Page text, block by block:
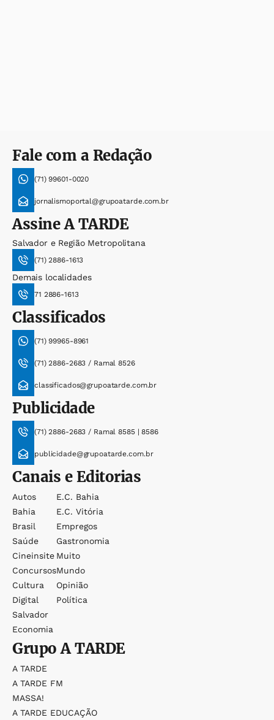
Fale com a Redação
(71) 99601-0020
jornalismoportal@grupoatarde.com.br
AssineA TARDE
Salvador e Região Metropolitana
(71) 2886-1613
Demais localidades
71 2886-1613
Classificados
(71) 99965-8961
(71) 2886-2683 / Ramal 8526
classificados@grupoatarde.com.br
Publicidade
(71) 2886-2683 / Ramal 8585 | 8586
publicidade@grupoatarde.com.br
Canais e Editorias
Autos
Bahia
Brasil
Saúde
Cineinsite
Concursos
Cultura
Digital
Salvador
Economia
E.c. Bahia
E.c. Vitória
Empregos
Gastronomia
Muito
Mundo
Opinião
Política
GrupoA TARDE
A TARDE
A TARDE FM
MASSA!
A TARDE EDUCAÇÃO